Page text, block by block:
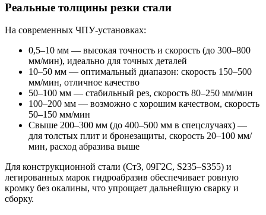
Реальные толщины резки стали
На современных ЧПУ-установках:
0,5–10 мм — высокая точность и скорость (до 300–800
мм/мин), идеально для точных деталей
10–50 мм — оптимальный диапазон: скорость 150–500
мм/мин, отличное качество
50–100 мм — стабильный рез, скорость 80–250 мм/мин
100–200 мм — возможно с хорошим качеством, скорость
50–150 мм/мин
Свыше 200–300 мм (до 400–500 мм в спецслучаях) —
для толстых плит и бронезащиты, скорость 20–100 мм/
мин, расход абразива выше
Для конструкционной стали (Ст3, 09Г2С, S235–S355) и
легированных марок гидроабразив обеспечивает ровную
кромку без окалины, что упрощает дальнейшую сварку и
сборку.